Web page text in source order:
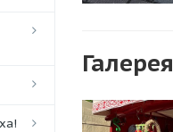
Галерея